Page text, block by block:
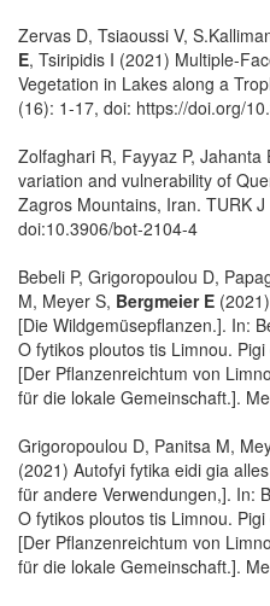
Zervas D, Tsiaoussi V,
E, Tsiripidis I (2021) Multiple-
Vegetation in Lakes along a
(16): 1-17, doi: https://doi.org/
Zolfaghari R, Fayyaz P, Jahanta
variation and vulnerability of
Zagros Mountains, Iran. TURK
doi:10.3906/bot-2104-4
Bebeli P, Grigoropoulou D,
M, Meyer S, Bergmeier E
[Die Wildgemüsepflanzen.]. In:
O fytikos ploutos tis Limnou.
[Der Pflanzenreichtum von
für die lokale Gemeinschaft.].
Grigoropoulou D, Panitsa M,
(2021) Autofyi fytika eidi gia
für andere Verwendungen,]. In:
O fytikos ploutos tis Limnou.
[Der Pflanzenreichtum von
für die lokale Gemeinschaft.].